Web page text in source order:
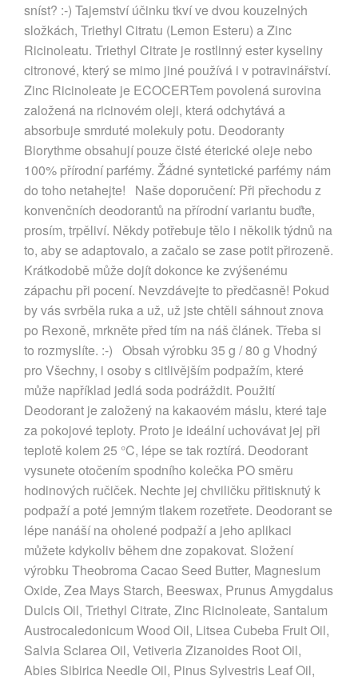
sníst? :-) Tajemství účinku tkví ve dvou kouzelných
složkách, Triethyl Citratu (Lemon Esteru) a Zinc
Ricinoleatu. Triethyl Citrate je rostlinný ester kyseliny
citronové, který se mimo jiné používá i v potravinářství.
Zinc Ricinoleate je ECOCERTem povolená surovina
založená na ricinovém oleji, která odchytává a
absorbuje smrduté molekuly potu. Deodoranty
Biorythme obsahují pouze čisté éterické oleje nebo
100% přírodní parfémy. Žádné syntetické parfémy nám
do toho netahejte! Naše doporučení: Při přechodu z
konvenčních deodorantů na přírodní variantu buďte,
prosím, trpěliví. Někdy potřebuje tělo i několik týdnů na
to, aby se adaptovalo, a začalo se zase potit přirozeně.
Krátkodobě může dojít dokonce ke zvýšenému
zápachu při pocení. Nevzdávejte to předčasně! Pokud
by vás svrběla ruka a už, už jste chtěli sáhnout znova
po Rexoně, mrkněte před tím na náš článek. Třeba si
to rozmyslíte. :-) Obsah výrobku 35 g / 80 g Vhodný
pro Všechny, i osoby s citlivějším podpažím, které
může například jedlá soda podráždit. Použití
Deodorant je založený na kakaovém máslu, které taje
za pokojové teploty. Proto je ideální uchovávat jej při
teplotě kolem 25 °C, lépe se tak roztírá. Deodorant
vysunete otočením spodního kolečka PO směru
hodinových ručiček. Nechte jej chviličku přitisknutý k
podpaží a poté jemným tlakem rozetřete. Deodorant se
lépe nanáší na oholené podpaží a jeho aplikaci
můžete kdykoliv během dne zopakovat. Složení
výrobku Theobroma Cacao Seed Butter, Magnesium
Oxide, Zea Mays Starch, Beeswax, Prunus Amygdalus
Dulcis Oil, Triethyl Citrate, Zinc Ricinoleate, Santalum
Austrocaledonicum Wood Oil, Litsea Cubeba Fruit Oil,
Salvia Sclarea Oil, Vetiveria Zizanoides Root Oil,
Abies Sibirica Needle Oil, Pinus Sylvestris Leaf Oil,